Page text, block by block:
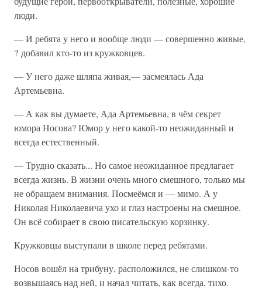
люди.
— И ребята у него и вообще люди — совершенно живые,
? добавил кто-то из кружковцев.
— У него даже шляпа живая,— засмеялась Ада
Артемьевна.
— А как вы думаете, Ада Артемьевна, в чём секрет
юмора Носова? Юмор у него какой-то неожиданный и
всегда естественный.
— Трудно сказать... Но самое неожиданное предлагает
всегда жизнь. В жизни очень много смешного, только мы
не обращаем внимания. Посмеёмся и — мимо. А у
Николая Николаевича ухо и глаз настроены на смешное.
Он всё собирает в свою писательскую корзинку.
Кружковцы выступали в школе перед ребятами.
Носов вошёл на трибуну, расположился, не слишком-то
возвышаясь над ней, и начал читать, как всегда, тихо.